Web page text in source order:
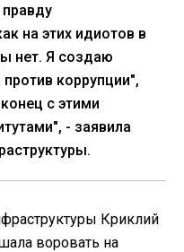
на этих идиотов в
нет. Я создаю
коррупции",
с этими
- заявила
Криклий
воровать на